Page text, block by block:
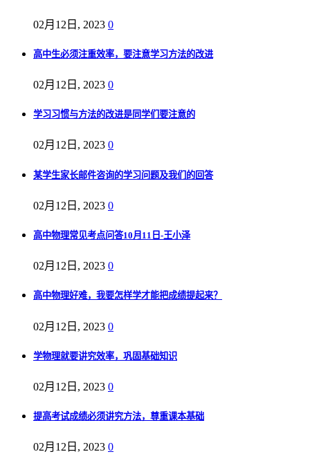
02月12日, 2023 0
高中生必须注重效率，要注意学习方法的改进
02月12日, 2023 0
学习习惯与方法的改进是同学们要注意的
02月12日, 2023 0
某学生家长邮件咨询的学习问题及我们的回答
02月12日, 2023 0
高中物理常见考点问答10月11日-王小泽
02月12日, 2023 0
高中物理好难，我要怎样学才能把成绩提起来？
02月12日, 2023 0
学物理就要讲究效率，巩固基础知识
02月12日, 2023 0
提高考试成绩必须讲究方法，尊重课本基础
02月12日, 2023 0